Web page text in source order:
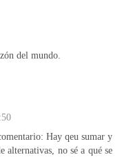
del mundo.
Hay qeu sumar y
alternativas, no sé a qué se